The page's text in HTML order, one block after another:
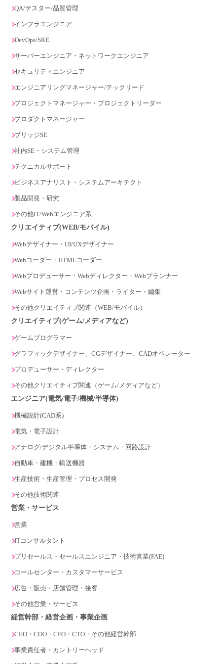
QA/テスター/品質管理
インフラエンジニア
DevOps/SRE
サーバーエンジニア・ネットワークエンジニア
セキュリティエンジニア
エンジニアリングマネージャー/テックリード
プロジェクトマネージャー・プロジェクトリーダー
プロダクトマネージャー
ブリッジSE
社内SE・システム管理
テクニカルサポート
ビジネスアナリスト・システムアーキテクト
製品開発・研究
その他IT/Webエンジニア系
クリエイティブ(WEB/モバイル)
Webデザイナー・UI/UXデザイナー
Webコーダー・HTMLコーダー
Webプロデューサー・Webディレクター・Webプランナー
Webサイト運営・コンテンツ企画・ライター・編集
その他クリエイティブ関連（WEB/モバイル）
クリエイティブ(ゲーム/メディアなど)
ゲームプログラマー
グラフィックデザイナー、CGデザイナー、CADオペレーター
プロデューサー・ディレクター
その他クリエイティブ関連（ゲーム/メディアなど）
エンジニア(電気/電子/機械/半導体)
機械設計(CAD系)
電気・電子設計
アナログ/デジタル半導体・システム・回路設計
自動車・建機・輸送機器
生産技術・生産管理・プロセス開発
その他技術関連
営業・サービス
営業
ITコンサルタント
プリセールス・セールスエンジニア・技術営業(FAE)
コールセンター・カスタマーサービス
広告・販売・店舗管理・接客
その他営業・サービス
経営幹部・経営企画・事業企画
CEO・COO・CFO・CTO・その他経営幹部
事業責任者・カントリーヘッド